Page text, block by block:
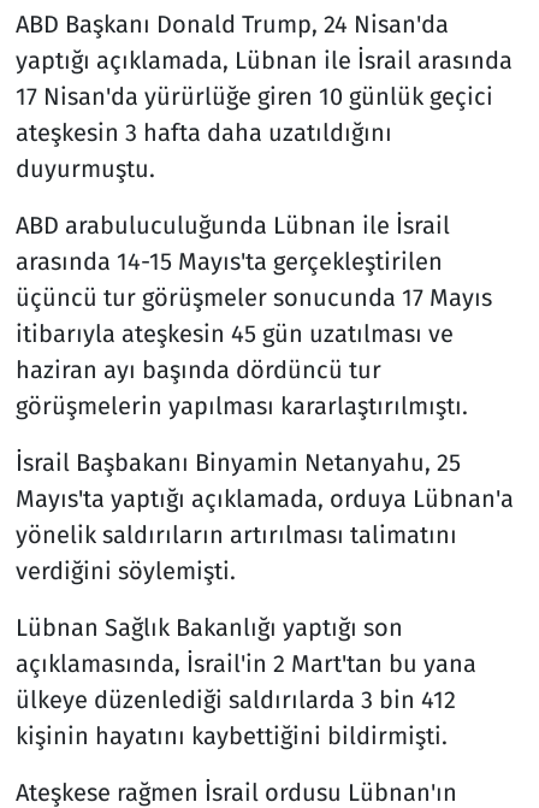
ABD Başkanı Donald Trump, 24 Nisan'da
yaptığı açıklamada, Lübnan ile İsrail arasında
17 Nisan'da yürürlüğe giren 10 günlük geçici
ateşkesin 3 hafta daha uzatıldığını
duyurmuştu.
ABD arabuluculuğunda Lübnan ile İsrail
arasında 14-15 Mayıs'ta gerçekleştirilen
üçüncü tur görüşmeler sonucunda 17 Mayıs
itibarıyla ateşkesin 45 gün uzatılması ve
haziran ayı başında dördüncü tur
görüşmelerin yapılması kararlaştırılmıştı.
İsrail Başbakanı Binyamin Netanyahu, 25
Mayıs'ta yaptığı açıklamada, orduya Lübnan'a
yönelik saldırıların artırılması talimatını
verdiğini söylemişti.
Lübnan Sağlık Bakanlığı yaptığı son
açıklamasında, İsrail'in 2 Mart'tan bu yana
ülkeye düzenlediği saldırılarda 3 bin 412
kişinin hayatını kaybettiğini bildirmişti.
Ateşkese rağmen İsrail ordusu Lübnan'ın